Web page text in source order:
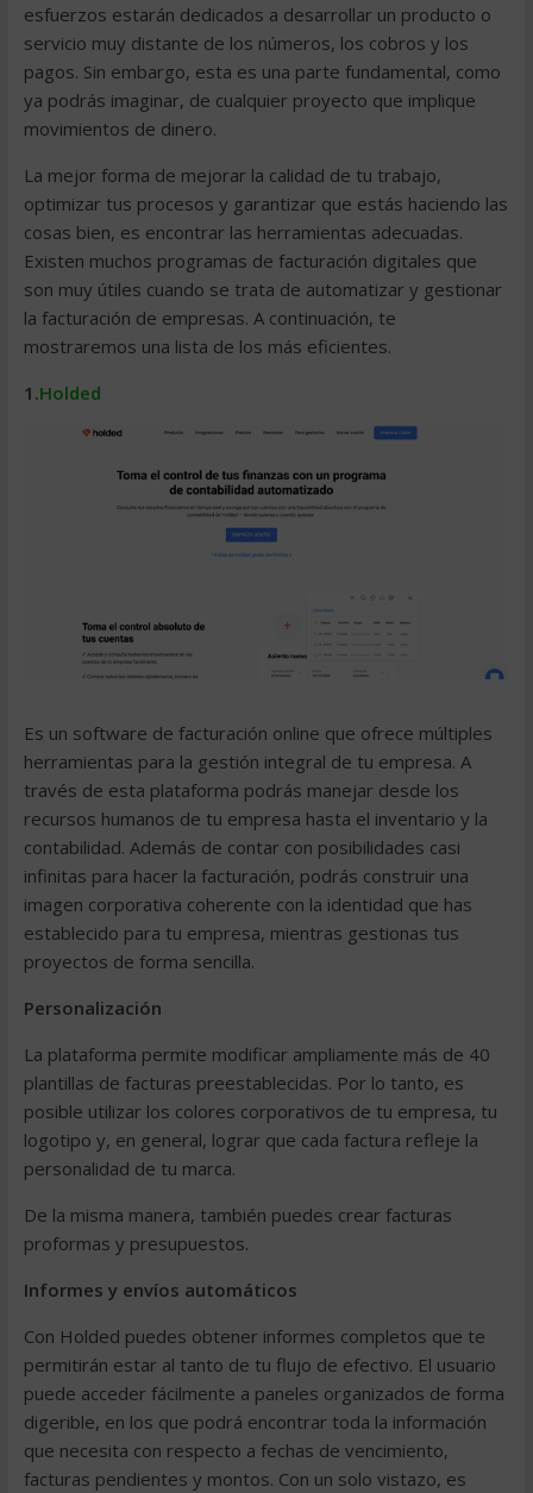
esfuerzos estarán dedicados a desarrollar un producto o
servicio muy distante de los números, los cobros y los
pagos. Sin embargo, esta es una parte fundamental, como
ya podrás imaginar, de cualquier proyecto que implique
movimientos de dinero.
La mejor forma de mejorar la calidad de tu trabajo,
optimizar tus procesos y garantizar que estás haciendo las
cosas bien, es encontrar las herramientas adecuadas.
Existen muchos programas de facturación digitales que
son muy útiles cuando se trata de automatizar y gestionar
la facturación de empresas. A continuación, te
mostraremos una lista de los más eficientes.
1.Holded
Es un software de facturación online que ofrece múltiples
herramientas para la gestión integral de tu empresa. A
través de esta plataforma podrás manejar desde los
recursos humanos de tu empresa hasta el inventario y la
contabilidad. Además de contar con posibilidades casi
infinitas para hacer la facturación, podrás construir una
imagen corporativa coherente con la identidad que has
establecido para tu empresa, mientras gestionas tus
proyectos de forma sencilla.
Personalización
La plataforma permite modificar ampliamente más de 40
plantillas de facturas preestablecidas. Por lo tanto, es
posible utilizar los colores corporativos de tu empresa, tu
logotipo y, en general, lograr que cada factura refleje la
personalidad de tu marca.
De la misma manera, también puedes crear facturas
proformas y presupuestos.
Informes y envíos automáticos
Con Holded puedes obtener informes completos que te
permitirán estar al tanto de tu flujo de efectivo. El usuario
puede acceder fácilmente a paneles organizados de forma
digerible, en los que podrá encontrar toda la información
que necesita con respecto a fechas de vencimiento,
facturas pendientes y montos. Con un solo vistazo, es